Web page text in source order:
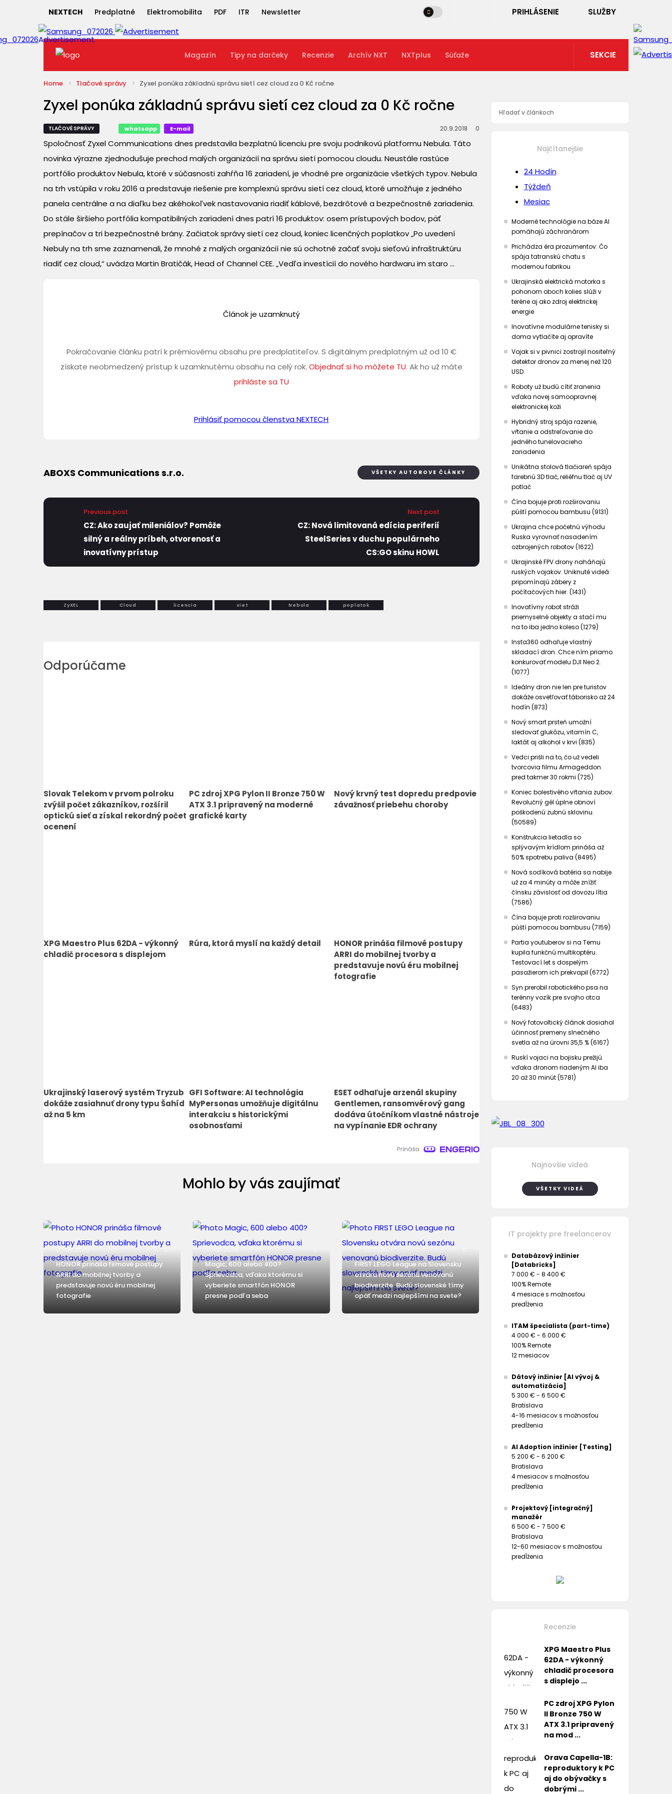
NEXTECH Predplatné Elektromobilita PDF ITR Newsletter PRIHLÁSENIE SLUŽBY
Magazín Tipy na darčeky Recenzie Archív NXT NXTplus Súťaže SEKCIE
Home Tlačové správy Zyxel ponúka základnú správu sietí cez cloud za 0 Kč ročne
Zyxel ponúka základnú správu sietí cez cloud za 0 Kč ročne
TLAČOVÉ SPRÁVY whatsapp E-mail 20.9.2018 0
Spoločnosť Zyxel Communications dnes predstavila bezplatnú licenciu pre svoju podnikovú platformu Nebula. Táto
novinka výrazne zjednodušuje prechod malých organizácií na správu sietí pomocou cloudu. Neustále rastúce
portfólio produktov Nebula, ktoré v súčasnosti zahŕňa 16 zariadení, je vhodné pre organizácie všetkých typov. Nebula
na trh vstúpila v roku 2016 a predstavuje riešenie pre komplexnú správu sietí cez cloud, ktoré umožňuje z jedného
panela centrálne a na diaľku bez akéhokoľvek nastavovania riadiť káblové, bezdrôtové a bezpečnostné zariadenia.
Do stále širšieho portfólia kompatibilných zariadení dnes patrí 16 produktov: osem prístupových bodov, päť
prepínačov a tri bezpečnostné brány. Začiatok správy sietí cez cloud, koniec licenčných poplatkov „Po uvedení
Nebuly na trh sme zaznamenali, že mnohé z malých organizácií nie sú ochotné začať svoju sieťovú infraštruktúru
riadiť cez cloud,“ uvádza Martin Bratičák, Head of Channel CEE. „Vedľa investícií do nového hardwaru im staro ...
Článok je uzamknutý
Pokračovanie článku patrí k prémiovému obsahu pre predplatiteľov. S digitálnym predplatným už od 10 €
získate neobmedzený prístup k uzamknutému obsahu na celý rok. Objednať si ho môžete TU. Ak ho už máte
prihláste sa TU
Prihlásiť pomocou členstva NEXTECH
ABOXS Communications s.r.o. VŠETKY AUTOROVE ČLÁNKY
Previous post
CZ: Ako zaujať mileniálov? Pomôže
silný a reálny príbeh, otvorenosť a
inovatívny prístup
Next post
CZ: Nová limitovaná edícia periferií
SteelSeries v duchu populárneho
CS:GO skinu HOWL
ZyXEL Cloud licencia siet Nebula poplatok
Odporúčame
Slovak Telekom v prvom polroku
zvýšil počet zákazníkov, rozšíril
optickú sieť a získal rekordný počet
ocenení
PC zdroj XPG Pylon II Bronze 750 W
ATX 3.1 pripravený na moderné
grafické karty
Nový krvný test dopredu predpovie
závažnosť priebehu choroby
XPG Maestro Plus 62DA - výkonný
chladič procesora s displejom
Rúra, ktorá myslí na každý detail
HONOR prináša filmové postupy
ARRI do mobilnej tvorby a
predstavuje novú éru mobilnej
fotografie
Ukrajinský laserový systém Tryzub
dokáže zasiahnuť drony typu Šahíd
až na 5 km
GFI Software: AI technológia
MyPersonas umožňuje digitálnu
interakciu s historickými
osobnosťami
ESET odhaľuje arzenál skupiny
Gentlemen, ransomvérový gang
dodáva útočníkom vlastné nástroje
na vypínanie EDR ochrany
Mohlo by vás zaujímať
07.08.2026
HONOR prináša filmové postupy
ARRI do mobilnej tvorby a
predstavuje novú éru mobilnej
fotografie
Magic, 600 alebo 400?
Sprievodca, vďaka ktorému si
vyberiete smartfón HONOR
presne podľa seba
FIRST LEGO League na Slovensku
otvára novú sezónu venovanú
biodiverzite. Budú slovenské tímy
opäť medzi najlepšími na svete?
Najčítanejšie
24 Hodín
Týždeň
Mesiac
Moderné technológie na báze AI
pomáhajú záchranárom
Prichádza éra prozumentov: Čo
spája tatranskú chatu s
modernou fabrikou
Ukrajinská elektrická motorka s
pohonom oboch kolies slúži v
teréne aj ako zdroj elektrickej
energie
Inovatívne modulárne tenisky si
doma vytlačíte aj opravíte
Vojak si v pivnici zostrojil nositeľný
detektor dronov za menej než 120
USD
Roboty už budú cítiť zranenia
vďaka novej samoopravnej
elektronickej koži
Hybridný stroj spája razenie,
vŕtanie a odstreľovanie do
jedného tunelovacieho
zariadenia
Unikátna stolová tlačiareň spája
farebnú 3D tlač, reliéfnu tlač aj UV
potlač
Čína bojuje proti rozširovaniu
púští pomocou bambusu (9131)
Ukrajina chce početnú výhodu
Ruska vyrovnať nasadením
ozbrojených robotov (1622)
Ukrajinské FPV drony naháňajú
ruských vojakov. Uniknuté videá
pripomínajú zábery z
počítačových hier. (1431)
Inovatívny robot stráži
priemyselné objekty a stačí mu
na to iba jedno koleso (1279)
Insta360 odhaľuje vlastný
skladací dron. Chce ním priamo
konkurovať modelu DJI Neo 2.
(1077)
Ideálny dron nie len pre turistov
dokáže osvetľovať táborisko až 24
hodín (873)
Nový smart prsteň umožní
sledovať glukózu, vitamín C,
laktát aj alkohol v krvi (835)
Vedci prišli na to, čo už vedeli
tvorcovia filmu Armageddon
pred takmer 30 rokmi (725)
Koniec bolestivého vŕtania zubov.
Revolučný gél úplne obnoví
poškodenú zubnú sklovinu.
(50589)
Konštrukcia lietadla so
splývavým krídlom prináša až
50% spotrebu paliva (8495)
Nová sodíková batéria sa nabije
už za 4 minúty a môže znížiť
čínsku závislosť od dovozu lítia
(7586)
Čína bojuje proti rozširovaniu
púští pomocou bambusu (7159)
Partia youtuberov si na Temu
kupila funkčnú multikoptéru.
Testovací let s dospelým
pasažierom ich prekvapil (6772)
Syn prerobil robotického psa na
terénny vozík pre svojho otca
(6483)
Nový fotovoltický článok dosiahol
účinnosť premeny slnečného
svetla až na úrovni 35,5 % (6167)
Ruskí vojaci na bojisku prežijú
vďaka dronom riadeným AI iba
20 až 30 minút (5781)
Najnovšie videá
VŠETKY VIDEÁ
IT projekty pre freelancerov
Databázový inžinier
[Databricks]
7 000 € - 8 400 €
100% Remote
4 mesiace s možnosťou
predĺženia
ITAM špecialista (part-time)
4 000 € - 6 000 €
100% Remote
12 mesiacov
Dátový inžinier [AI vývoj &
automatizácia]
5 300 € - 6 500 €
Bratislava
4-16 mesiacov s možnosťou
predĺženia
AI Adoption inžinier [Testing]
5 200 € - 6 200 €
Bratislava
4 mesiacov s možnosťou
predĺženia
Projektový [integračný]
manažér
6 500 € - 7 500 €
Bratislava
12-60 mesiacov s možnosťou
predĺženia
Recenzie
XPG Maestro Plus
62DA - výkonný
chladič procesora
s displejo ...
PC zdroj XPG Pylon
II Bronze 750 W
ATX 3.1 pripravený
na mod ...
Orava Capella-1B:
reproduktory k PC
aj do obývačky s
dobrými ...